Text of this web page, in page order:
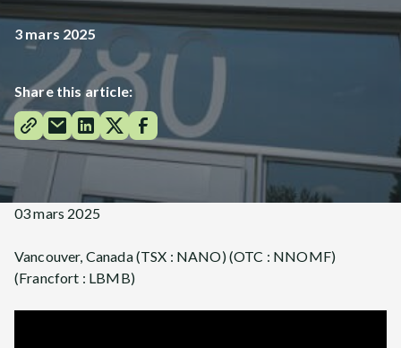
3 mars 2025
Share this article:
03 mars 2025
Vancouver, Canada (TSX : NANO) (OTC : NNOMF)
(Francfort : LBMB)